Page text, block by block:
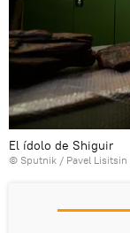
El ídolo de Shiguir
© Sputnik / Pavel Lisitsin